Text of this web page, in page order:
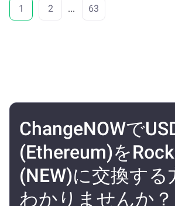
1 2 ... 63
ChangeNOWで
(Ethereum)を
(NEW)に交換する
わかりませんか？